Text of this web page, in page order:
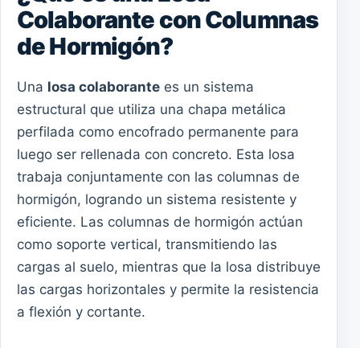
Colaborante con Columnas
de Hormigón?
Una losa colaborante es un sistema
estructural que utiliza una chapa metálica
perfilada como encofrado permanente para
luego ser rellenada con concreto. Esta losa
trabaja conjuntamente con las columnas de
hormigón, logrando un sistema resistente y
eficiente. Las columnas de hormigón actúan
como soporte vertical, transmitiendo las
cargas al suelo, mientras que la losa distribuye
las cargas horizontales y permite la resistencia
a flexión y cortante.